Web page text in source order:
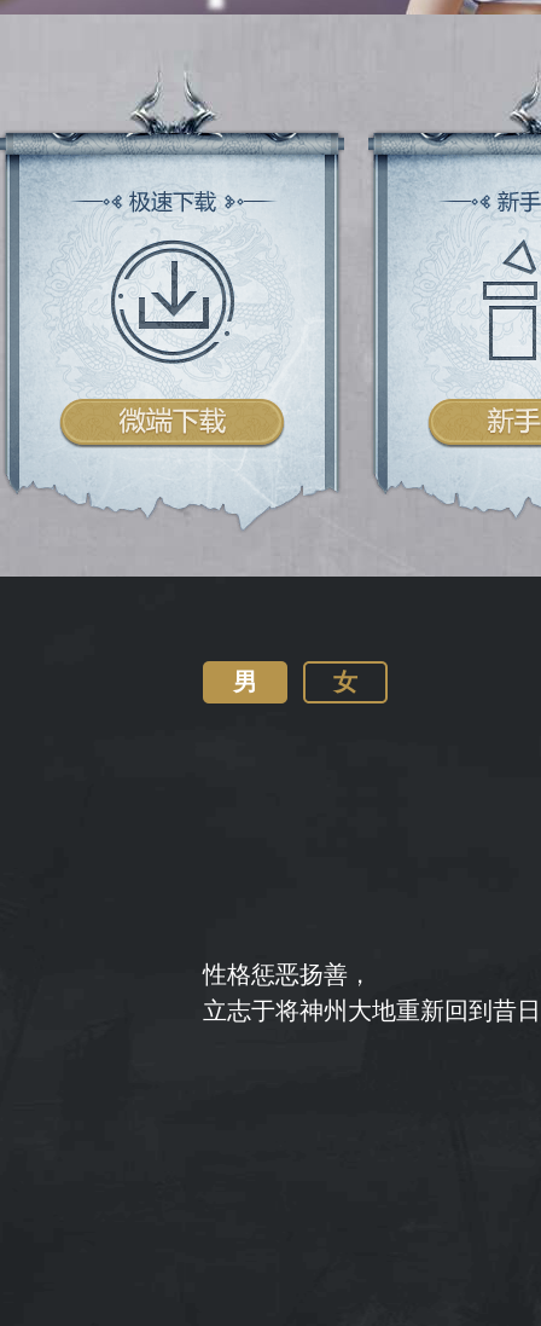
男 女
性格惩恶扬善，
立志于将神州大地重新回到昔